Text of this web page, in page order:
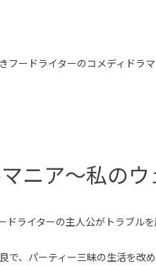
フードライターのコメディドラ
マニア〜私の
ドライターの主人公がトラブル
で、パーティー三昧の生活を改